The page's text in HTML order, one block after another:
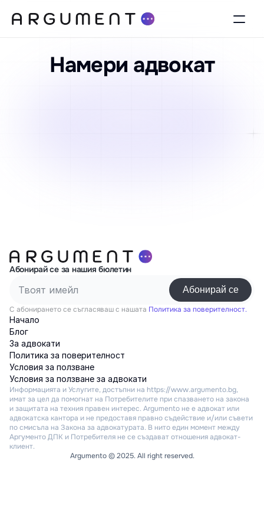
Намери адвокат
Абонирай се за нашия бюлетин
С абонирането се съгласяваш с нашата Политика за поверителност.
Начало
Блог
За адвокати
Политика за поверителност
Условия за ползване
Условия за ползване за адвокати
Информацията и Услугите, достъпни на https://www.argumento.bg,
имат за цел да помогнат на Потребителите при спазването на закона
и защитата на техния правен интерес. Argumento не е адвокат или
адвокатска кантора и не предоставя правно съдействие и/или съвети
по смисъла на Закона за адвокатурата. В нито един момент между
Аргументо ДПК и Потребителя не се създават отношения адвокат-
клиент.
Argumento © 2025. All right reserved.